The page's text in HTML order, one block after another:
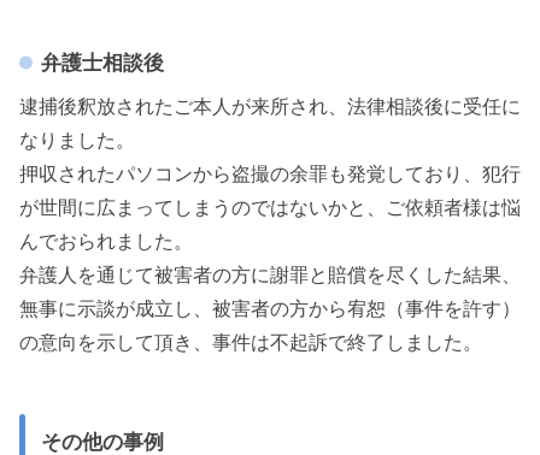
弁護士相談後
逮捕後釈放されたご本人が来所され、法律相談後に受任に
なりました。
押収されたパソコンから盗撮の余罪も発覚しており、犯行
が世間に広まってしまうのではないかと、ご依頼者様は悩
んでおられました。
弁護人を通じて被害者の方に謝罪と賠償を尽くした結果、
無事に示談が成立し、被害者の方から宥恕（事件を許す）
の意向を示して頂き、事件は不起訴で終了しました。
その他の事例